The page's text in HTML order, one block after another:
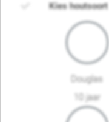
Kies houtsoort
Douglas
10 jaar